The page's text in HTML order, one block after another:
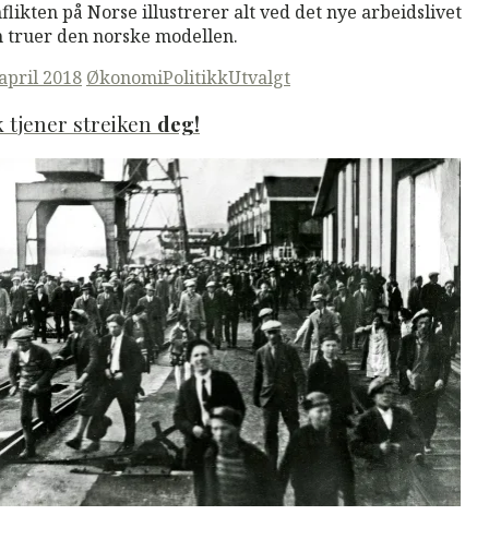
på Norse illustrerer alt ved det nye arbeidslivet
truer den norske modellen.
2018 ØkonomiPolitikkUtvalgt
tjener streiken deg!